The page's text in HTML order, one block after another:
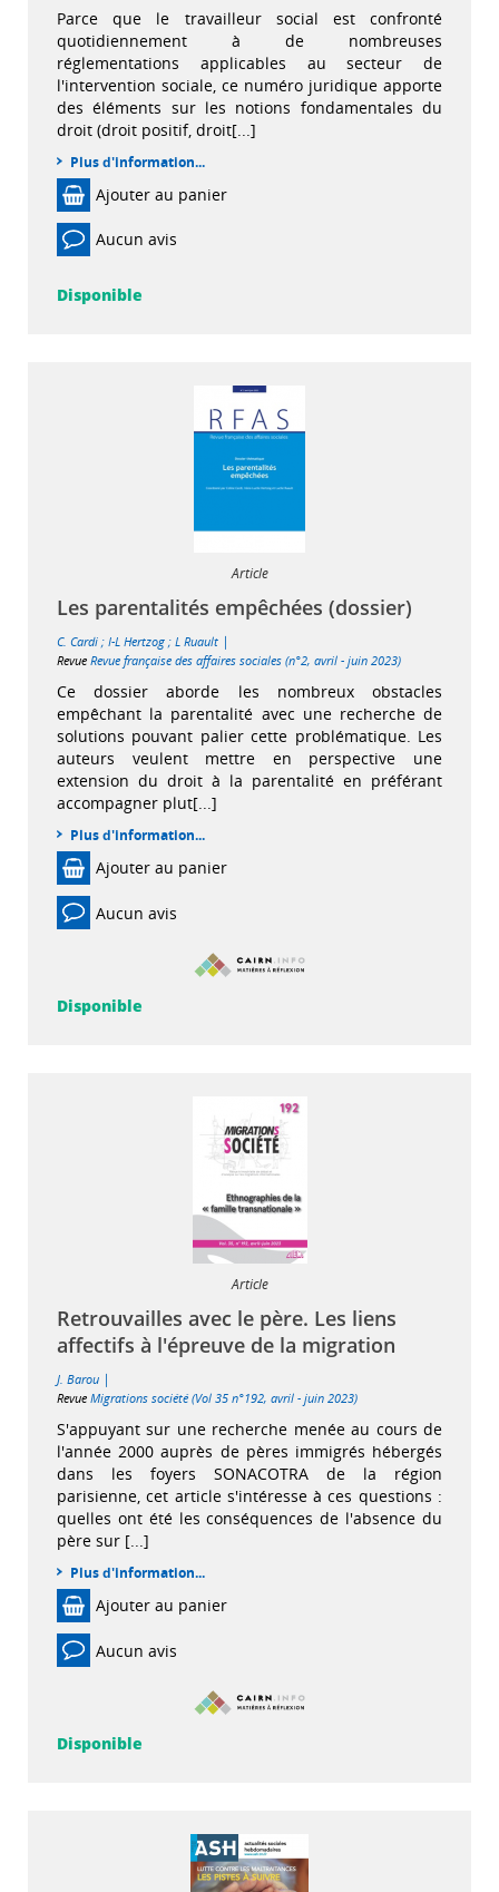
Parce que le travailleur social est confronté
quotidiennement à de nombreuses
réglementations applicables au secteur de
l'intervention sociale, ce numéro juridique apporte
des éléments sur les notions fondamentales du
droit (droit positif, droit[...]
Plus d'information...
Ajouter au panier
Aucun avis
Disponible
Article
Les parentalités empêchées (dossier)
C. Cardi ; I-L Hertzog ; L Ruault |
Revue Revue française des affaires sociales (n°2, avril - juin 2023)
Ce dossier aborde les nombreux obstacles
empêchant la parentalité avec une recherche de
solutions pouvant palier cette problématique. Les
auteurs veulent mettre en perspective une
extension du droit à la parentalité en préférant
accompagner plut[...]
Plus d'information...
Ajouter au panier
Aucun avis
Disponible
Article
Retrouvailles avec le père. Les liens
affectifs à l'épreuve de la migration
J. Barou |
Revue Migrations société (Vol 35 n°192, avril - juin 2023)
S'appuyant sur une recherche menée au cours de
l'année 2000 auprès de pères immigrés hébergés
dans les foyers SONACOTRA de la région
parisienne, cet article s'intéresse à ces questions :
quelles ont été les conséquences de l'absence du
père sur [...]
Plus d'information...
Ajouter au panier
Aucun avis
Disponible